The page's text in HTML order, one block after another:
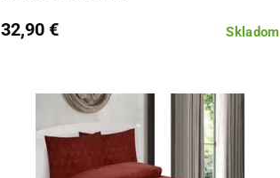
Skladom
32,90 €